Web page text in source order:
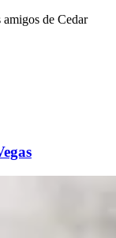
de Cedar